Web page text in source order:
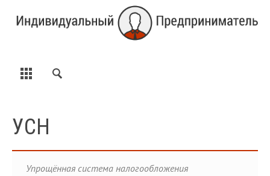
УСН
Упрощённая система налогообложения